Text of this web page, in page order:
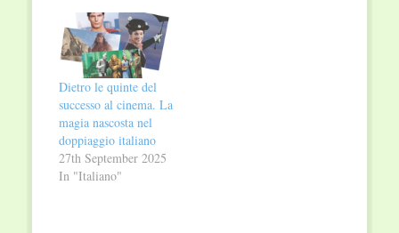
Dietro le quinte del
successo al cinema. La
magia nascosta nel
doppiaggio italiano
27th September 2025
In "Italiano"